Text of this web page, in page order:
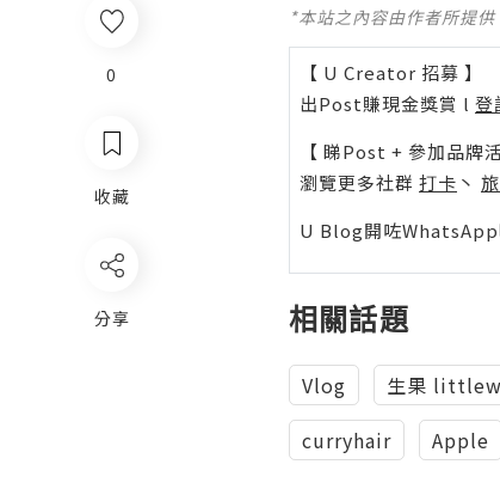
0
收藏
分享
*本站之內容由作者所提
【 U Creator 招募 】
出Post賺現金獎賞 l 登
【 睇Post + 參加品牌活
瀏覽更多社群 打卡 丶
U Blog開咗WhatsApp
相關話題
Vlog 生果
curryhair
Apple